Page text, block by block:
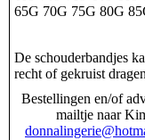
65G 70G 75G 80G
De schouderbandjes
recht of gekruist
Bestellingen en/of
mailtje naar